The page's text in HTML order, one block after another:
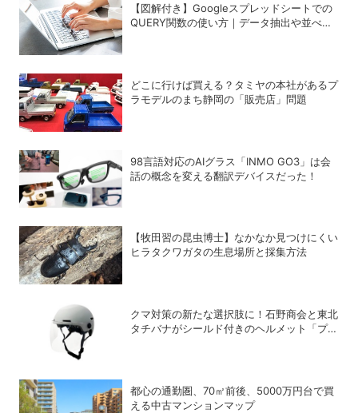
【図解付き】Googleスプレッドシートでの
QUERY関数の使い方｜データ抽出や並べ替
どこに行けば買える？タミヤの本社があるプ
ラモデルのまち静岡の「販売店」問題
98言語対応のAIグラス「INMO GO3」は会
話の概念を変える翻訳デバイスだった！
【牧田習の昆虫博士】なかなか見つけにくい
ヒラタクワガタの生息場所と採集方法
クマ対策の新たな選択肢に！石野商会と東北
タチバナがシールド付きのヘルメット「プロ
都心の通勤圏、70㎡前後、5000万円台で買
える中古マンションマップ